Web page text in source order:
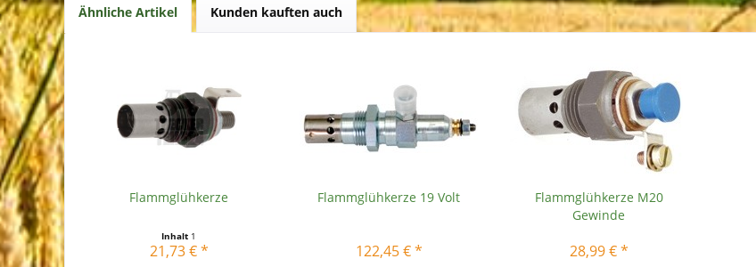
Ähnliche Artikel Kunden kauften auch
Flammglühkerze
Inhalt 1
21,73 € *
Flammglühkerze 19 Volt
122,45 € *
Flammglühkerze M20
Gewinde
28,99 € *